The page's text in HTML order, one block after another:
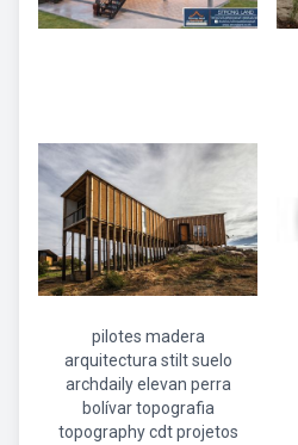
pilotes madera
arquitectura stilt suelo
archdaily elevan perra
bolívar topografia
topography cdt projetos